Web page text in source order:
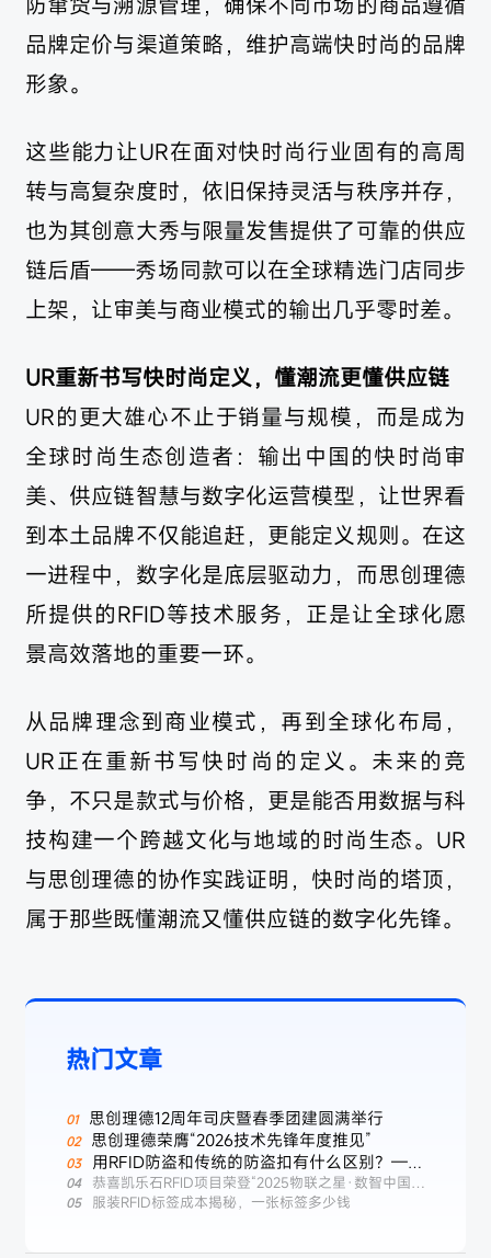
品牌定价与渠道策略，维护高端快时尚的品牌
形象。
这些能力让UR在面对快时尚行业固有的高周
转与高复杂度时，依旧保持灵活与秩序并存，
也为其创意大秀与限量发售提供了可靠的供应
链后盾——秀场同款可以在全球精选门店同步
上架，让审美与商业模式的输出几乎零时差。
UR重新书写快时尚定义，懂潮流更懂供应链
UR的更大雄心不止于销量与规模，而是成为
全球时尚生态创造者：输出中国的快时尚审
美、供应链智慧与数字化运营模型，让世界看
到本土品牌不仅能追赶，更能定义规则。在这
一进程中，数字化是底层驱动力，而思创理德
所提供的RFID等技术服务，正是让全球化愿
景高效落地的重要一环。
从品牌理念到商业模式，再到全球化布局，
UR正在重新书写快时尚的定义。未来的竞
争，不只是款式与价格，更是能否用数据与科
技构建一个跨越文化与地域的时尚生态。UR
与思创理德的协作实践证明，快时尚的塔顶，
属于那些既懂潮流又懂供应链的数字化先锋。
热门文章
思创理德12周年司庆暨春季团建圆满举行
思创理德荣膺“2026技术先锋年度推见”
用RFID防盗和传统的防盗扣有什么区别？——
服装行业智能防盗新选择
恭喜凯乐石RFID项目荣登“2025物联之星·数智中国标
杆案例榜”
服装RFID标签成本揭秘，一张标签多少钱